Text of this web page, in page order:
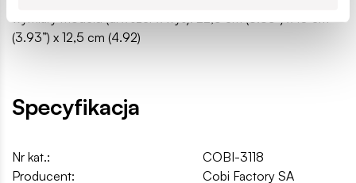
wymiary modelu (dł x szer x wys): 22,5 cm (8.85”) x 10 cm
(3.93”) x 12,5 cm (4.92)
Specyfikacja
Nr kat.:
COBI-3118
Producent:
Cobi Factory SA